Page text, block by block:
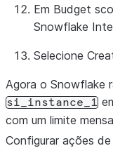
Em Budget
Snowflake
Selecione
Agora o Snowflake
si_instance_1
com um limite
Configurar ações de